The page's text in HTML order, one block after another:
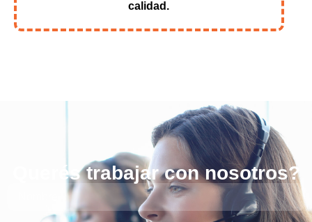
calidad.
Querés trabajar con nosotros?